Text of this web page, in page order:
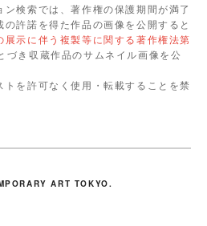
検索では、著作権の保護期間が満了
許諾を得た作品の画像を公開すると
展示に伴う複製等に関する著作権法第
づき収蔵作品のサムネイル画像を公
トを許可なく使用・転載することを禁
ART TOKYO.